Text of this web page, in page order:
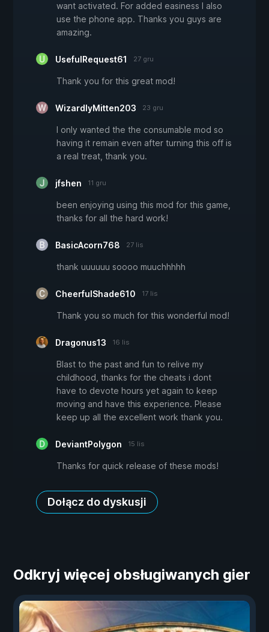
want activated. For added easiness I also
use the phone app. Thanks you guys are
amazing.
UsefulRequest61 27 gru
Thank you for this great mod!
WizardlyMitten203 23 gru
I only wanted the the consumable mod so
having it remain even after turning this off is
a real treat, thank you.
jfshen 11 gru
been enjoying using this mod for this game,
thanks for all the hard work!
BasicAcorn768 27 lis
thank uuuuuu soooo muuchhhhh
CheerfulShade610 17 lis
Thank you so much for this wonderful mod!
Dragonus13 16 lis
Blast to the past and fun to relive my
childhood, thanks for the cheats i dont
have to devote hours yet again to keep
moving and have this experience. Please
keep up all the excellent work thank you.
DeviantPolygon 15 lis
Thanks for quick release of these mods!
Dołącz do dyskusji
Odkryj więcej obsługiwanych gier